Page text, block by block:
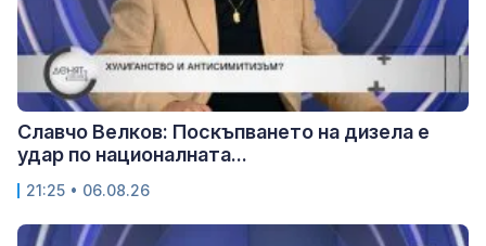
Славчо Велков: Поскъпването на дизела е
удар по националната...
21:25 • 06.08.26